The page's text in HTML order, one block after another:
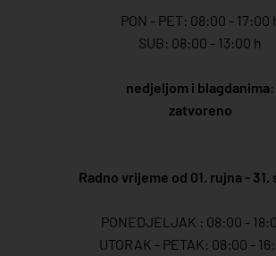
PON - PET: 08:00 - 17:00
SUB: 08:00 - 13:00 h
nedjeljom i blagdanima:
zatvoreno
Radno vrijeme od 01. rujna - 31.
PONEDJELJAK : 08:00 -
UTORAK - PETAK: 08:00 -